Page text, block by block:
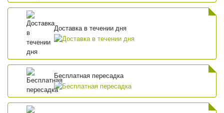
Доставка в течении дня
Бесплатная пересадка